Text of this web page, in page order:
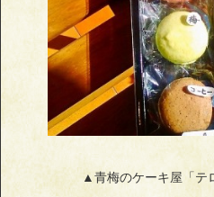
▲青梅のケーキ屋「テ